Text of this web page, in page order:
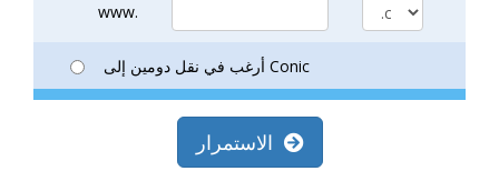
www.
أرغب في نقل دومين إلى Conic